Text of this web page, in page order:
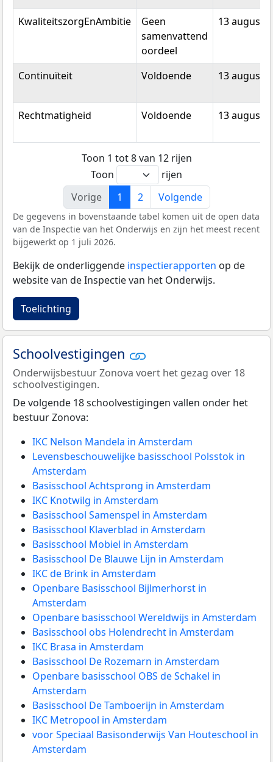
KwaliteitszorgEnAmbitie
Geen
samenvattend
oordeel
13
Continuïteit Voldoende 13
Rechtmatigheid Voldoende 13
Toon 1 tot 8 van 12 rijen
Toon
rijen
Vorige
1 2 Volgende
De gegevens in bovenstaande tabel komen uit de open data
van de Inspectie van het Onderwijs en zijn het meest recent
bijgewerkt op 1 juli 2026.
Bekijk de onderliggende inspectierapporten op de
website van de Inspectie van het Onderwijs.
Toelichting
Schoolvestigingen
Onderwijsbestuur Zonova voert het gezag over 18
schoolvestigingen.
De volgende 18 schoolvestigingen vallen onder het
bestuur Zonova:
IKC Nelson Mandela in Amsterdam
Levensbeschouwelijke basisschool Polsstok in
Amsterdam
Basisschool Achtsprong in Amsterdam
IKC Knotwilg in Amsterdam
Basisschool Samenspel in Amsterdam
Basisschool Klaverblad in Amsterdam
Basisschool Mobiel in Amsterdam
Basisschool De Blauwe Lijn in Amsterdam
IKC de Brink in Amsterdam
Openbare Basisschool Bijlmerhorst in
Amsterdam
Openbare basisschool Wereldwijs in Amsterdam
Basisschool obs Holendrecht in Amsterdam
IKC Brasa in Amsterdam
Basisschool De Rozemarn in Amsterdam
Openbare basisschool OBS de Schakel in
Amsterdam
Basisschool De Tamboerijn in Amsterdam
IKC Metropool in Amsterdam
voor Speciaal Basisonderwijs Van Houteschool in
Amsterdam